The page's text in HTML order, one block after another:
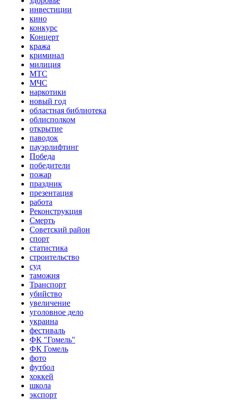
инвестиции
кино
конкурс
Концерт
кража
криминал
милиция
МТС
МЧС
наркотики
новый год
областная библиотека
облисполком
открытие
паводок
пауэрлифтинг
Победа
победители
пожар
праздник
презентация
работа
Реконструкция
Смерть
Советский район
спорт
статистика
строительство
суд
таможня
Транспорт
убийство
увеличение
уголовное дело
украина
фестиваль
ФК "Гомель"
ФК Гомель
фото
футбол
хоккей
школа
экспорт